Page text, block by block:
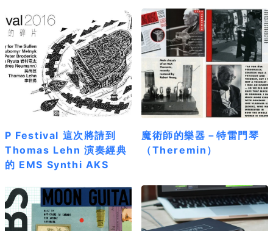
P Festival 這次將請到
Thomas Lehn 演奏經典
的 EMS Synthi AKS
魔術師的樂器－特雷門琴
（Theremin）